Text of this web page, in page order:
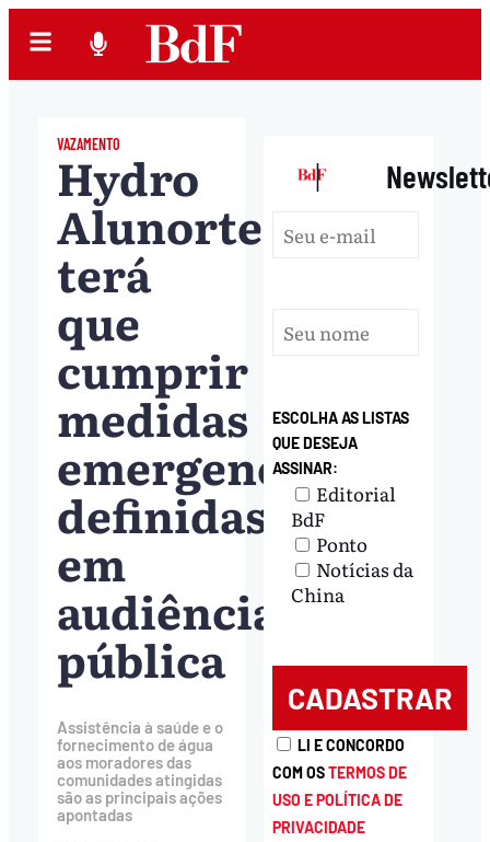
VAZAMENTO
Hydro
Alunorte
terá
que
cumprir
medidas
emergenciais
definidas
em
audiência
pública
Assistência à saúde e o
fornecimento de água
aos moradores das
comunidades atingidas
são as principais ações
apontadas
|
ESCOLHA AS LISTAS
QUE DESEJA
ASSINAR:
Editorial
BdF
Ponto
Notícias da
China
LI E CONCORDO
COM OSTERMOS DE
USO E POLÍTICA DE
PRIVACIDADE